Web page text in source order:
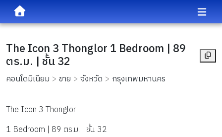
The Icon 3 Thonglor 1 Bedroom | 89
ตร.ม. | ชั้น 32
คอนโดมิเนียม ขาย จังหวัด กรุงเทพมหานคร
The Icon 3 Thonglor
1 Bedroom | 89 ตร.ม. | ชั้น 32